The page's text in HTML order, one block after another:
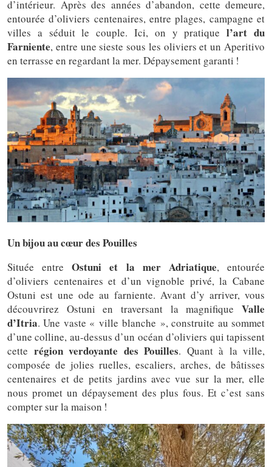
d’intérieur. Après des années d’abandon, cette demeure,
entourée d’oliviers centenaires, entre plages, campagne et
villes a séduit le couple. Ici, on y pratiquel’art du
Farniente, entre une sieste sous les oliviers et un Aperitivo
en terrasse en regardant la mer. Dépaysement garanti !
Un bijou au cœur des Pouilles
Située entreOstuni et la mer Adriatique, entourée
d’oliviers centenaires et d’un vignoble privé, la Cabane
Ostuni est une ode au farniente. Avant d’y arriver, vous
découvrirez Ostuni en traversant la magnifique Valle
d’Itria. Une vaste « ville blanche », construite au sommet
d’une colline, au-dessus d’un océan d’oliviers qui tapissent
cette région verdoyante des Pouilles. Quant à la ville,
composée de jolies ruelles, escaliers, arches, de bâtisses
centenaires et de petits jardins avec vue sur la mer, elle
nous promet un dépaysement des plus fous. Et c’est sans
compter sur la maison !